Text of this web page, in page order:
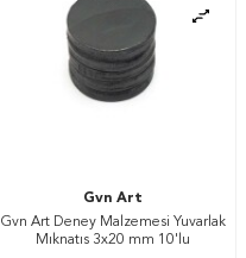
Gvn Art
Gvn Art Deney Malzemesi Yuvarlak
Mıknatıs 3x20 mm 10'lu